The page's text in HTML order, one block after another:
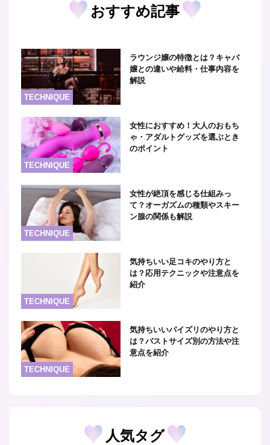
おすすめ記事
TECHNIQUE
ラウンジ嬢の特徴とは？キャバ
嬢との違いや給料・仕事内容を
解説
TECHNIQUE
女性におすすめ！大人のおもち
ゃ・アダルトグッズを選ぶとき
のポイント
TECHNIQUE
女性が絶頂を感じる仕組みっ
て？オーガズムの種類やスキー
ン腺の関係も解説
TECHNIQUE
気持ちいい足コキのやり方と
は？応用テクニックや注意点を
紹介
TECHNIQUE
気持ちいいパイズリのやり方と
は？バストサイズ別の方法や注
意点を紹介
人気タグ